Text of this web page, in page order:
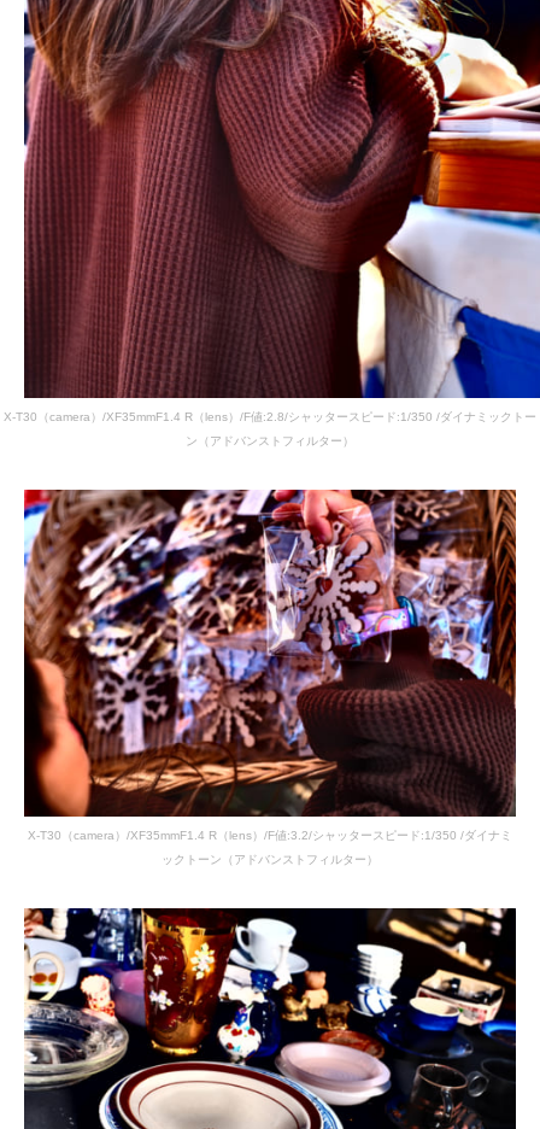
X-T30（camera）/XF35mmF1.4 R（lens）/F値:2.8/シャッタースピード:1/350 /ダイナミックトー
ン（アドバンストフィルター）
X-T30（camera）/XF35mmF1.4 R（lens）/F値:3.2/シャッタースピード:1/350 /ダイナミ
ックトーン（アドバンストフィルター）